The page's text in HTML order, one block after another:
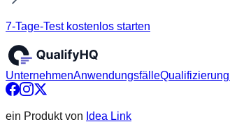
7-Tage-Test kostenlos starten
UnternehmenAnwendungsfälleQualifizierung
ein Produkt von Idea Link